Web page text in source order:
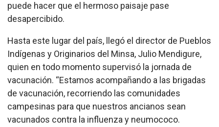
puede hacer que el hermoso paisaje pase
desapercibido.
Hasta este lugar del país, llegó el director de Pueblos
Indígenas y Originarios del Minsa, Julio Mendigure,
quien en todo momento supervisó la jornada de
vacunación. “Estamos acompañando a las brigadas
de vacunación, recorriendo las comunidades
campesinas para que nuestros ancianos sean
vacunados contra la influenza y neumococo.